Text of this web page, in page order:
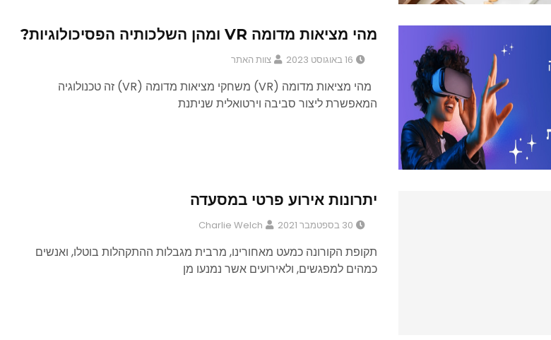
מהי מציאות מדומה VR ומהן השלכותיה הפסיכולוגיות?
16 באוגוסט 2023 צוות האתר
מהי מציאות מדומה (VR) משחקי מציאות מדומה (VR) זה טכנולוגיה
המאפשרת ליצור סביבה וירטואלית שניתנת
יתרונות אירוע פרטי במסעדה
30 בספטמבר 2021 Charlie Welch
תקופת הקורונה כמעט מאחורינו, מרבית מגבלות ההתקהלות בוטלו, ואנשים
כמהים למפגשים, ולאירועים אשר נמנעו מן